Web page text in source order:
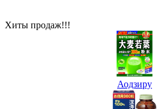
Хиты продаж!!!
Аодзиру